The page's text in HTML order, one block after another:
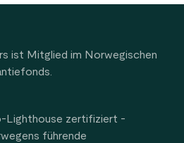
ist Mitglied im Norwegischen
Lighthouse zertifiziert -
führende